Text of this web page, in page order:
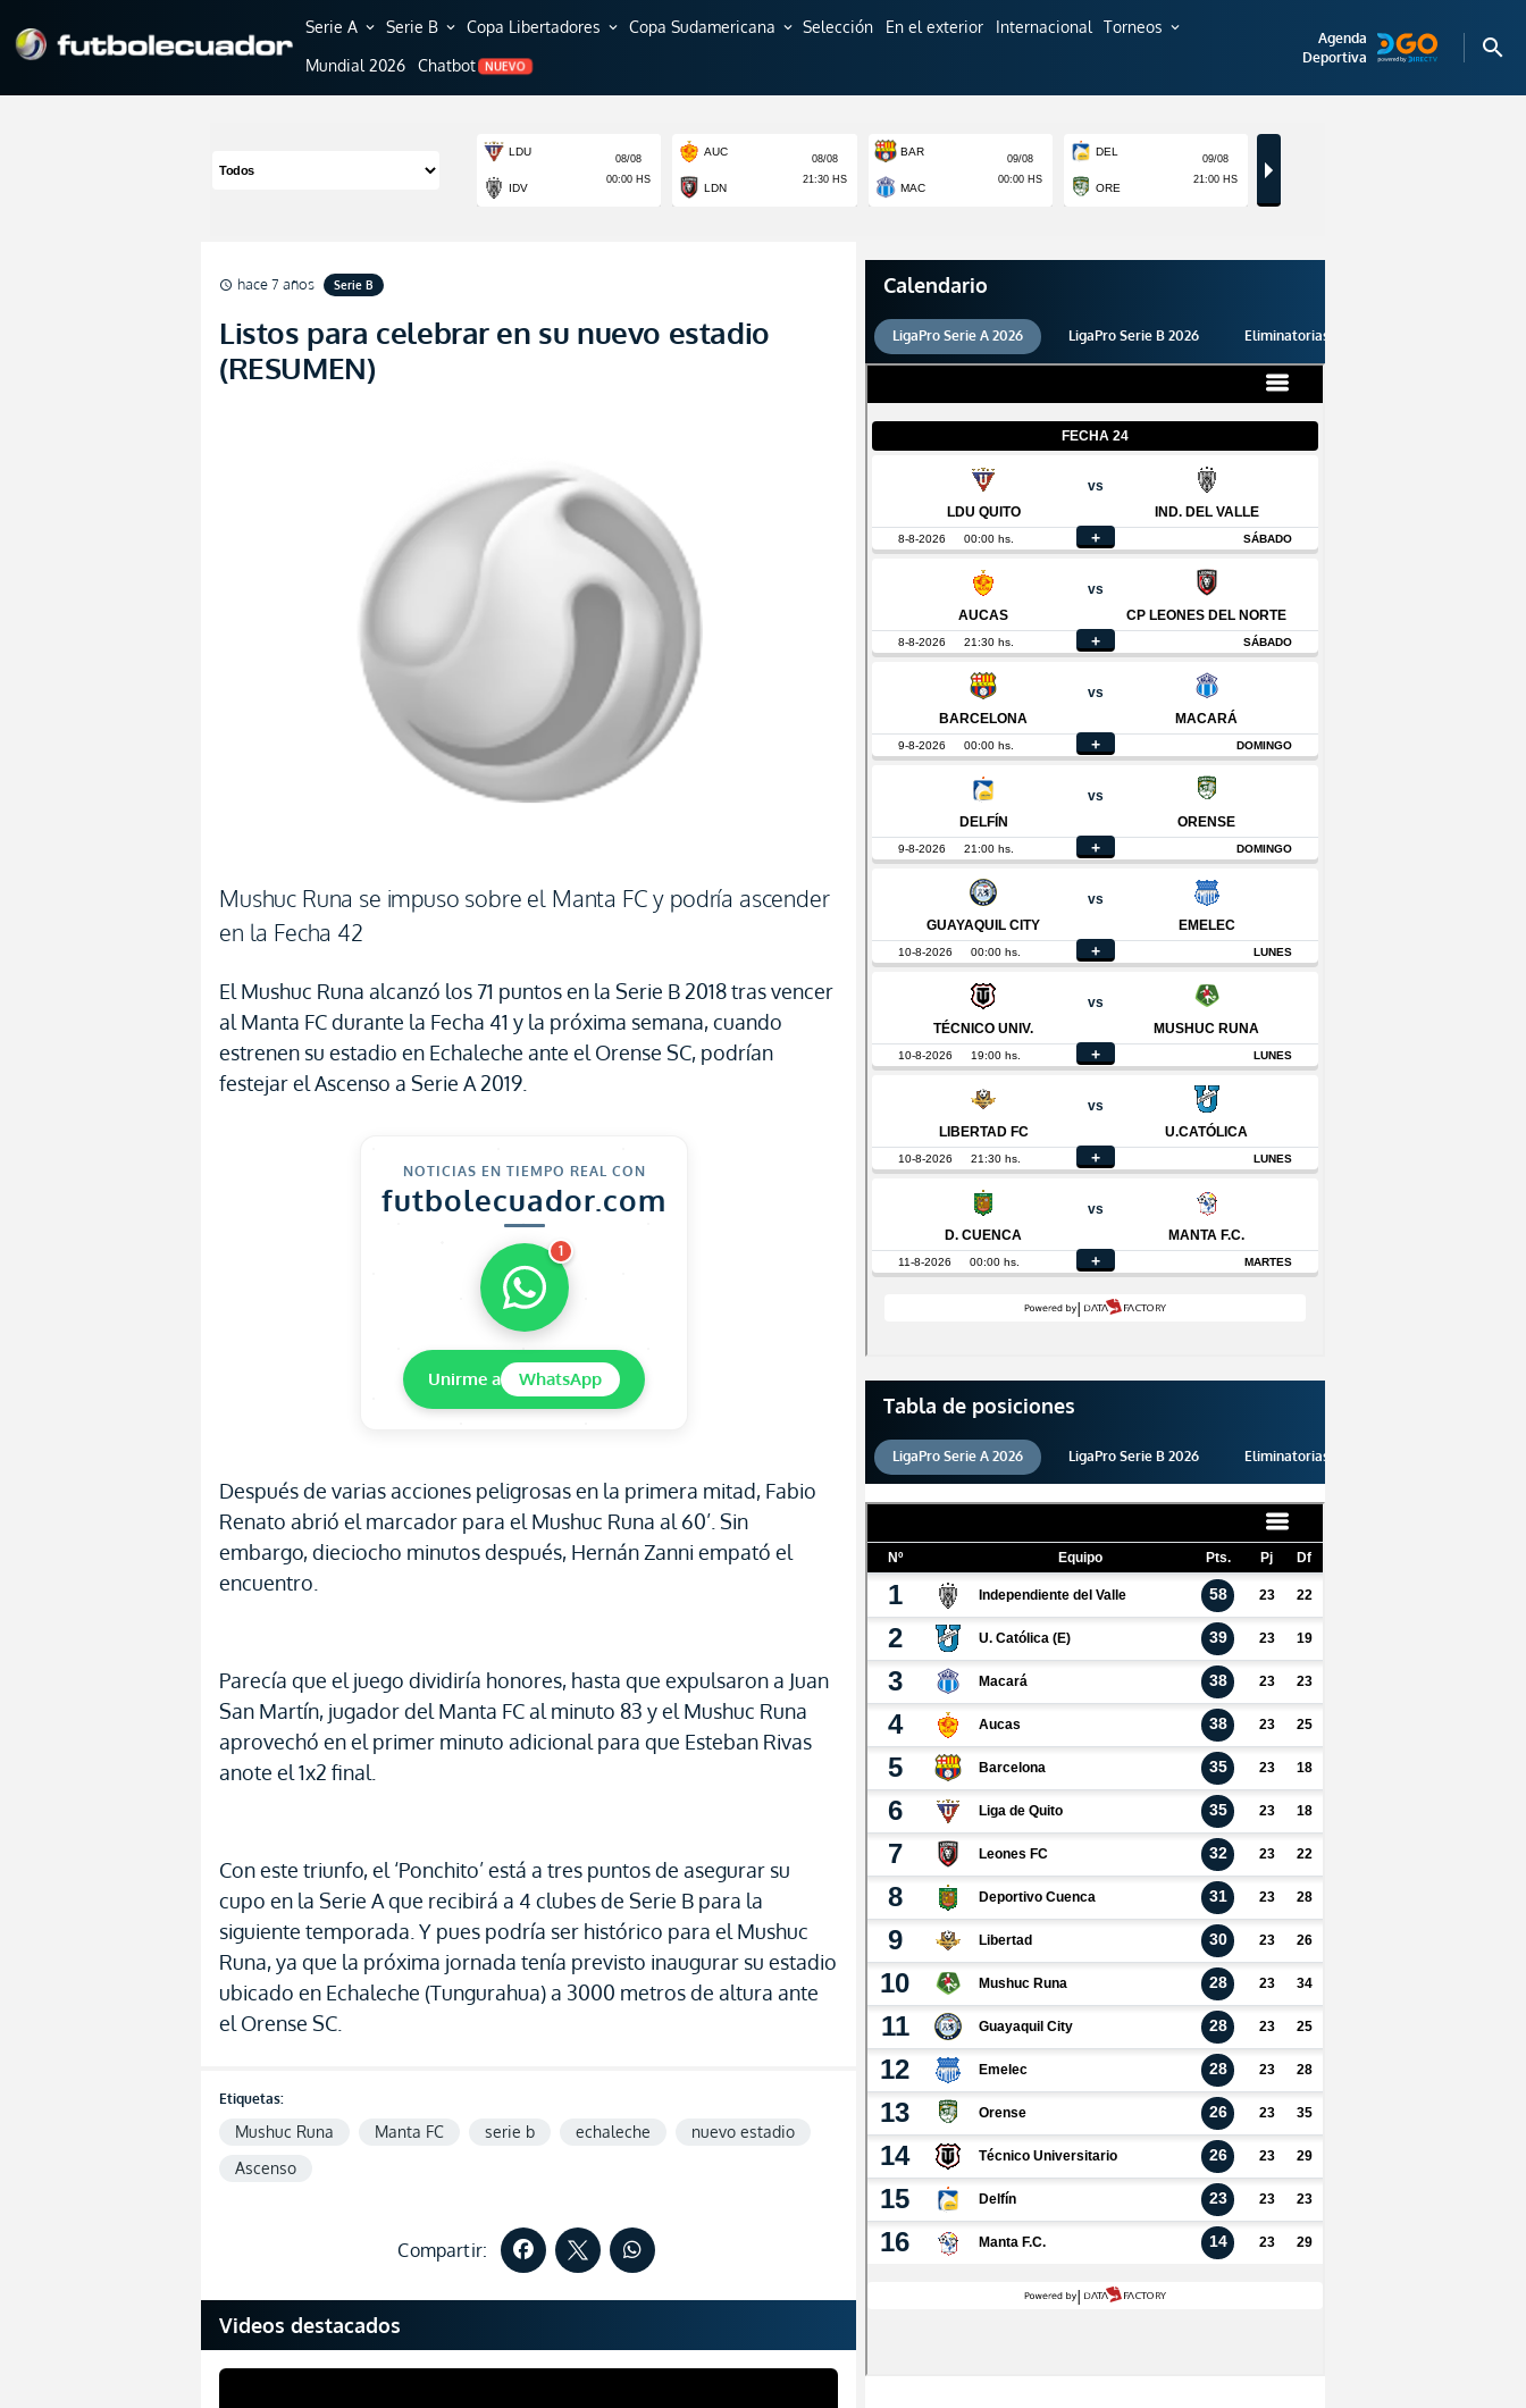
Serie A expand_more Serie B expand_more Copa Libertadores expand_more Copa Sudamericana expand_more Selección En el exterior Internacional Torneos expand_more
Mundial 2026 Chatbot NUEVO
Agenda
Deportiva
search
schedule hace 7 años Serie B
Listos para celebrar en su nuevo estadio
(RESUMEN)
Mushuc Runa se impuso sobre el Manta FC y podría ascender
en la Fecha 42
El Mushuc Runa alcanzó los 71 puntos en la Serie B 2018 tras vencer
al Manta FC durante la Fecha 41 y la próxima semana, cuando
estrenen su estadio en Echaleche ante el Orense SC, podrían
festejar el Ascenso a Serie A 2019.
NOTICIAS EN TIEMPO REAL CON
futbolecuador.com
1
Unirme a WhatsApp
Después de varias acciones peligrosas en la primera mitad, Fabio
Renato abrió el marcador para el Mushuc Runa al 60’. Sin
embargo, dieciocho minutos después, Hernán Zanni empató el
encuentro.
Parecía que el juego dividiría honores, hasta que expulsaron a Juan
San Martín, jugador del Manta FC al minuto 83 y el Mushuc Runa
aprovechó en el primer minuto adicional para que Esteban Rivas
anote el 1x2 final.
Con este triunfo, el ‘Ponchito’ está a tres puntos de asegurar su
cupo en la Serie A que recibirá a 4 clubes de Serie B para la
siguiente temporada. Y pues podría ser histórico para el Mushuc
Runa, ya que la próxima jornada tenía previsto inaugurar su estadio
ubicado en Echaleche (Tungurahua) a 3000 metros de altura ante
el Orense SC.
Etiquetas:
Mushuc Runa Manta FC serie b echaleche
nuevo estadio
Ascenso
Compartir:
Videos destacados
Calendario
LigaPro Serie A 2026 LigaPro Serie B 2026 Eliminatorias 2026
Tabla de posiciones
LigaPro Serie A 2026 LigaPro Serie B 2026 Eliminatorias 2026